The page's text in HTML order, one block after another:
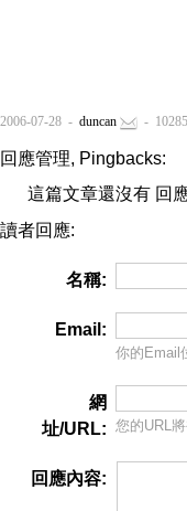
2006-07-28 - duncan -
回應管理, Pingbacks:
這篇文章還沒有 回
讀者回應:
名稱:
Email:
你的Email
網
址/URL: 您的URL
回應內容: